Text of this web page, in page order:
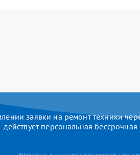
заявки на ремонт техники
действует персональная бессрочная